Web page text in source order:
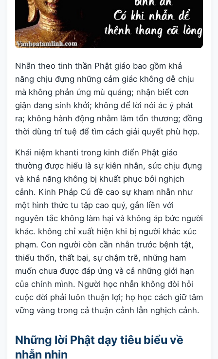
Nhẫn theo tinh thần Phật giáo bao gồm khả
năng chịu đựng những cảm giác không dễ chịu
mà không phản ứng mù quáng; nhận biết cơn
giận đang sinh khởi; không để lời nói ác ý phát
ra; không hành động nhằm làm tổn thương; đồng
thời dùng trí tuệ để tìm cách giải quyết phù hợp.
Khái niệm khanti trong kinh điển Phật giáo
thường được hiểu là sự kiên nhẫn, sức chịu đựng
và khả năng không bị khuất phục bởi nghịch
cảnh. Kinh Pháp Cú đề cao sự kham nhẫn như
một hình thức tu tập cao quý, gắn liền với
nguyên tắc không làm hại và không áp bức người
khác. không chỉ xuất hiện khi bị người khác xúc
phạm. Con người còn cần nhẫn trước bệnh tật,
thiếu thốn, thất bại, sự chậm trễ, những ham
muốn chưa được đáp ứng và cả những giới hạn
của chính mình. Người học nhẫn không đòi hỏi
cuộc đời phải luôn thuận lợi; họ học cách giữ tâm
vững vàng trong cả thuận cảnh lẫn nghịch cảnh.
Những lời Phật dạy tiêu biểu về
nhẫn nhịn